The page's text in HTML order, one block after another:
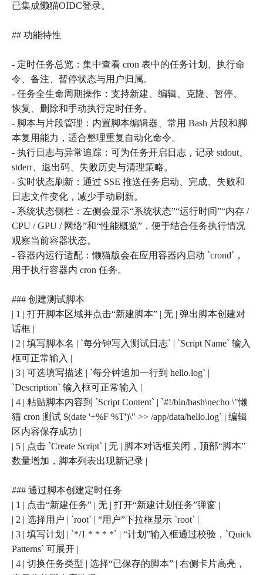
已集成懒猫OIDC登录。
## 功能特性
- 定时任务总览：集中查看 cron 表中的任务计划、执行命
令、备注、暂停状态与用户归属。
- 任务全生命周期操作：支持新建、编辑、克隆、暂停、
恢复、删除和手动执行定时任务。
- 脚本与片段管理：内置脚本编辑器、常用 Bash 片段和脚
本复用能力，适合整理重复自动化命令。
- 执行日志与异常追踪：可为任务开启日志，记录 stdout、
stderr、退出码、失败历史与清理策略。
- 实时状态刷新：通过 SSE 推送任务启动、完成、失败和
日志文件变化，减少手动刷新。
- 系统状态侧栏：左侧会显示“系统状态”“运行时间”“内存 /
CPU / GPU / 网络”和“性能概览”，便于结合任务执行情况
观察当前容器状态。
- 容器内运行适配：懒猫版会在应用容器内启动 `crond`，
用于执行容器内 cron 任务。
### 创建测试脚本
| 1 | 打开脚本区域并点击“新建脚本” | 无 | 弹出脚本创建对
话框 |
| 2 | 填写脚本名 | `每分钟写入测试日志` | `Script Name` 输入
框可正常输入 |
| 3 | 可选填写描述 | `每分钟追加一行到 hello.log` |
`Description` 输入框可正常输入 |
| 4 | 粘贴脚本内容到 `Script Content` | `#!/bin/bash\necho \"懒
猫 cron 测试 $(date '+%F %T')\" >> /app/data/hello.log` | 编辑
区内容保存成功 |
| 5 | 点击 `Create Script` | 无 | 脚本对话框关闭，顶部“脚本”
数量增加，脚本列表出现新记录 |
### 通过脚本创建定时任务
| 1 | 点击“新建任务” | 无 | 打开“新建计划任务”弹窗 |
| 2 | 选择用户 | `root` | “用户”下拉框显示 `root` |
| 3 | 填写计划 | `*/1 * * * *` | “计划”输入框通过校验，`Quick
Patterns` 可展开 |
| 4 | 切换任务类型 | 选择“已保存的脚本” | 右侧卡片高亮，